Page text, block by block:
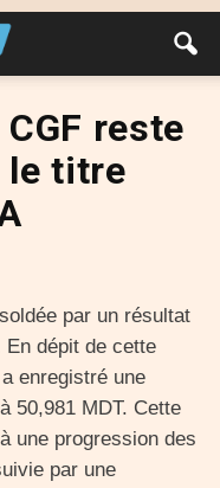
CGF reste
le titre
par un résultat
En dépit de cette
enregistré une
50,981 MDT. Cette
une progression des
par une